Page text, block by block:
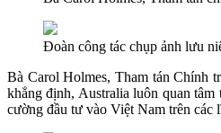
Đoàn công tác chụp ảnh lưu
Bà Carol Holmes, Tham tán Chính
khẳng định, Australia luôn quan
cường đầu tư vào Việt Nam trên